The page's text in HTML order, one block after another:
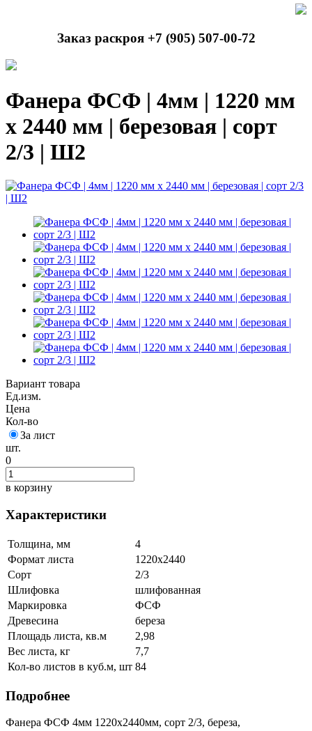
Заказ раскроя +7 (905) 507-00-72
Фанера ФСФ | 4мм | 1220 мм
х 2440 мм | березовая | сорт
2/3 | Ш2
Вариант товара
Ед.изм.
Цена
Кол-во
За лист
шт.
0
в корзину
Характеристики
Толщина, мм
4
Формат листа
1220х2440
Сорт
2/3
Шлифовка
шлифованная
Маркировка
ФСФ
Древесина
береза
Площадь листа, кв.м
2,98
Вес листа, кг
7,7
Кол-во листов в куб.м, шт 84
Подробнее
Фанера ФСФ 4мм 1220х2440мм, сорт 2/3, береза,